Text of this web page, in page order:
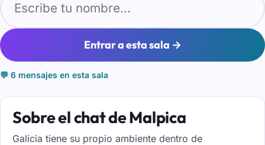
Entrar a esta sala →
💬 6 mensajes en esta sala
Sobre el chat de Malpica
Galicia tiene su propio ambiente dentro de